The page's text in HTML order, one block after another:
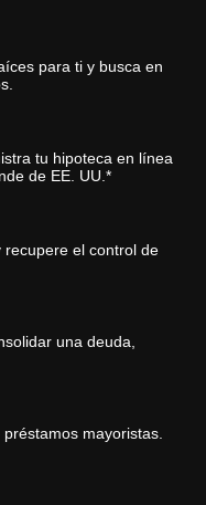
para ti y busca en
tu hipoteca en línea
de EE. UU.*
el control de
una deuda,
mayoristas.